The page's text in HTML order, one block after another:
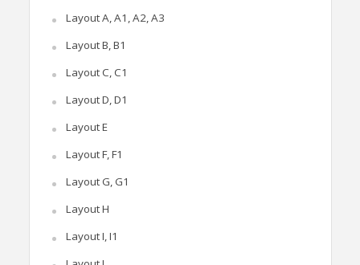
Layout A, A1, A2, A3
Layout B, B1
Layout C, C1
Layout D, D1
Layout E
Layout F, F1
Layout G, G1
Layout H
Layout I, I1